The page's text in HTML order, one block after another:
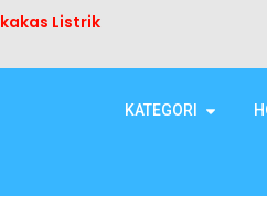
Listrik
KATEGORI